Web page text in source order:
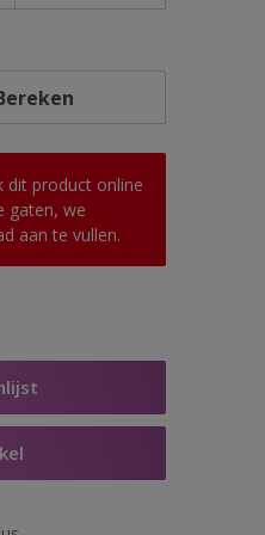
dit product online
gaten, we
aan te vullen.